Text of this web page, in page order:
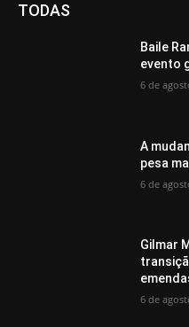
TODAS
Baile
evento
6 de
A
pesa
6 de
Gilmar
6 de